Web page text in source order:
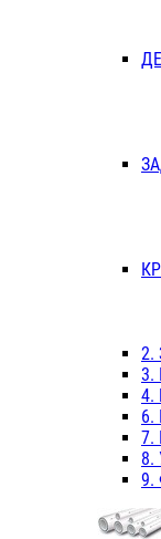
2.
3.
4.
6.
7.
8.
9.